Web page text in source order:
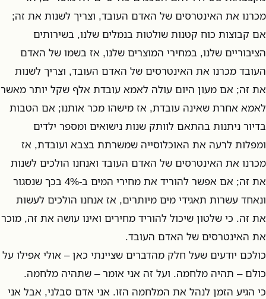
מכרנו את האינטרסים של האדם העובד, וצריך לשנות את זה;
אם קבוצות כוח קטנות שולטות בנמלים שלנו, בשירותים
הציבוריים שלנו, במחירי המוצרים שלנו, אז בשמו של האדם
העובד מכרנו את האינטרסים של האדם העובד, וצריך לשנות
את זה; אם מעון היום עולה לאמא עובדת אלף שקל יותר מאשר
לאמא אחרת שאינה עובדת, אז מישהו מכר אותנו; אם הטבות
בדיור ניתנות בהתאם לוותק שנות נישואים ומספר ילדים
ומפלות לרעה את האוכלוסייה שמשרתת בצבא ועובדת, אז
מכרנו את האינטרסים של האדם העובד ואנחנו הולכים לשנות
את זה; אם אפשר להוריד את מחירי המים ב-4% בכך שנסגור
ונאחד עשרות תאגידי מים מיותרים, אז אנחנו הולכים לעשות
את זה. כי שלטון שיכול להוריד מחירים ואינו עושה את זה, מוכר
את האינטרסים של האדם העובד.
כולכם יודעים שעל חלק מהדברים שציינתי כאן – אולי אפילו על
כולם – תהיה מלחמה. ועל זה אני אומר – שתהיה מלחמה.
כי הגיע הזמן לנהל את המלחמה הזו. אני אדם סבלני, אבל אני